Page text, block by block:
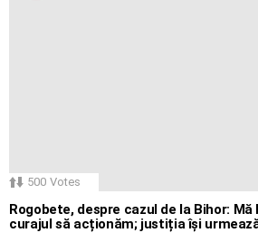
500 Votes
Rogobete, despre cazul de la Bihor:
curajul să acționăm; justiția își